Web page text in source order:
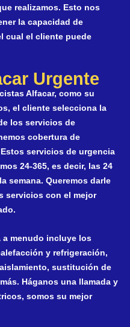
realizamos. Esto nos
la capacidad de
cual el cliente puede
Urgente
Alfacar, como su
el cliente selecciona la
los servicios de
cobertura de
servicios de urgencia
24-365, es decir, las 24
semana. Queremos darle
servicios con el mejor
a menudo incluye los
y refrigeración,
sustitución de
Háganos una llamada y
somos su mejor